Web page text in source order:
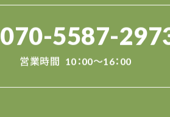
070-5587-
営業時間 10：00～16：00